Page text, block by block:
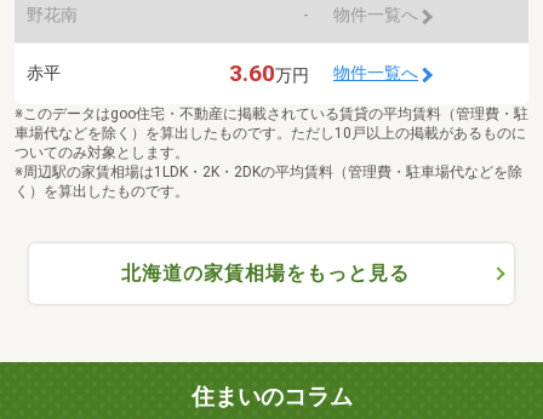
野花南 - 物件一覧へ
赤平 3.60万円 物件一覧へ
※このデータはgoo住宅・不動産に掲載されている賃貸の平均賃料（管理費・駐
車場代などを除く）を算出したものです。ただし10戸以上の掲載があるものに
ついてのみ対象とします。
※周辺駅の家賃相場は1LDK・2K・2DKの平均賃料（管理費・駐車場代などを除
く）を算出したものです。
北海道の家賃相場をもっと見る
住まいのコラム